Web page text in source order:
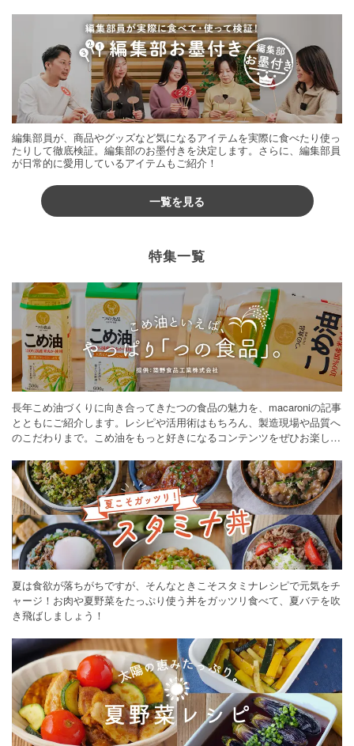
編集部員が、商品やグッズなど気になるアイテムを実際に食べたり使っ
たりして徹底検証。編集部のお墨付きを決定します。さらに、編集部員
が日常的に愛用しているアイテムもご紹介！
一覧を見る
特集一覧
長年こめ油づくりに向き合ってきたつの食品の魅力を、macaroniの記事
とともにご紹介します。レシピや活用術はもちろん、製造現場や品質へ
のこだわりまで。こめ油をもっと好きになるコンテンツをぜひお楽しみ
夏は食欲が落ちがちですが、そんなときこそスタミナレシピで元気をチ
ャージ！お肉や夏野菜をたっぷり使う丼をガッツリ食べて、夏バテを吹
き飛ばしましょう！